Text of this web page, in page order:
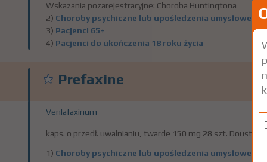
Wskazania pozarejestracyjne: Choroba Huntingtona
2) Choroby psychiczne lub upośledzenia umysłowe
3) Pacjenci 65+
4) Pacjenci do ukończenia 18 roku życia
Prefaxine
Venlafaxinum
kaps. o przedł. uwalnianiu, twarde 150 mg 28 szt. Doustnie
1) Choroby psychiczne lub upośledzenia umysłowe